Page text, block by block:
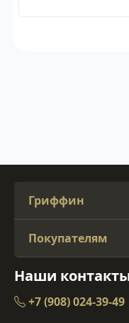
Гриффин
Покупателям
Наши
+7 (908) 024-39-49